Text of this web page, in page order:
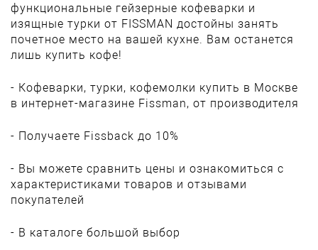
функциональные гейзерные кофеварки и
изящные турки от FISSMAN достойны занять
почетное место на вашей кухне. Вам останется
лишь купить кофе!
- Кофеварки, турки, кофемолки купить в Москве
в интернет-магазине Fissman, от производителя
- Получаете Fissback до 10%
- Вы можете сравнить цены и ознакомиться с
характеристиками товаров и отзывами
покупателей
- В каталоге большой выбор